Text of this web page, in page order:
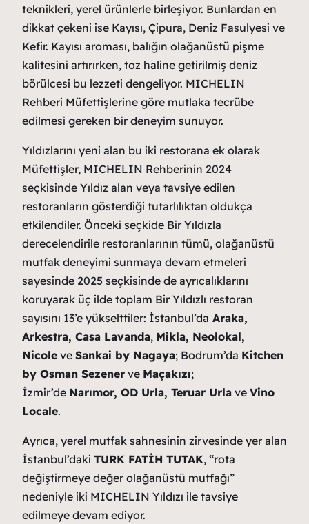
teknikleri, yerel ürünlerle birleşiyor. Bunlardan en
dikkat çekeni ise Kayısı, Çipura, Deniz Fasulyesi ve
Kefir. Kayısı aroması, balığın olağanüstü pişme
kalitesini artırırken, toz haline getirilmiş deniz
börülcesi bu lezzeti dengeliyor. MICHELIN
Rehberi Müfettişlerine göre mutlaka tecrübe
edilmesi gereken bir deneyim sunuyor.
Yıldızlarını yeni alan bu iki restorana ek olarak
Müfettişler, MICHELIN Rehberinin 2024
seçkisinde Yıldız alan veya tavsiye edilen
restoranların gösterdiği tutarlılıktan oldukça
etkilendiler. Önceki seçkide Bir Yıldızla
derecelendirile restoranlarının tümü, olağanüstü
mutfak deneyimi sunmaya devam etmeleri
sayesinde 2025 seçkisinde de ayrıcalıklarını
koruyarak üç ilde toplam Bir Yıldızlı restoran
sayısını 13’e yükselttiler: İstanbul’da Araka,
Arkestra, Casa Lavanda, Mikla, Neolokal,
Nicole ve Sankai by Nagaya; Bodrum’da Kitchen
by Osman Sezener ve Maçakızı;
İzmir’de Narımor, OD Urla, Teruar Urla ve Vino
Locale.
Ayrıca, yerel mutfak sahnesinin zirvesinde yer alan
İstanbul’daki TURK FATİH TUTAK, “rota
değiştirmeye değer olağanüstü mutfağı”
nedeniyle iki MICHELIN Yıldızı ile tavsiye
edilmeye devam ediyor.